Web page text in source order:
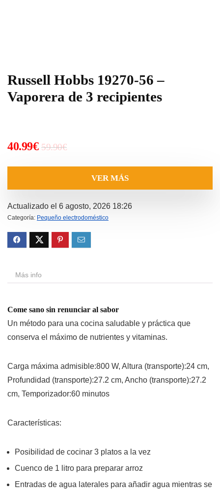
Russell Hobbs 19270-56 –
Vaporera de 3 recipientes
59.90€El
original
era:
59.90€.
40.99€
El
actual
es:
40.99€.
VER MÁS
Actualizado el 6 agosto, 2026 18:26
Categoría: Pequeño electrodoméstico
Más info
Come sano sin renunciar al sabor
Un método para una cocina saludable y práctica que
conserva el máximo de nutrientes y vitaminas.
Carga máxima admisible:800 W, Altura (transporte):24 cm,
Profundidad (transporte):27.2 cm, Ancho (transporte):27.2
cm, Temporizador:60 minutos
Características:
Posibilidad de cocinar 3 platos a la vez
Cuenco de 1 litro para preparar arroz
Entradas de agua laterales para añadir agua mientras se